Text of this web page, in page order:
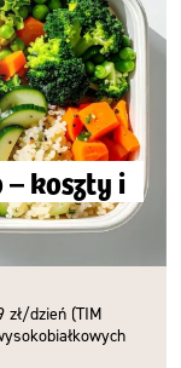
koszty i
zł/dzień (TIM